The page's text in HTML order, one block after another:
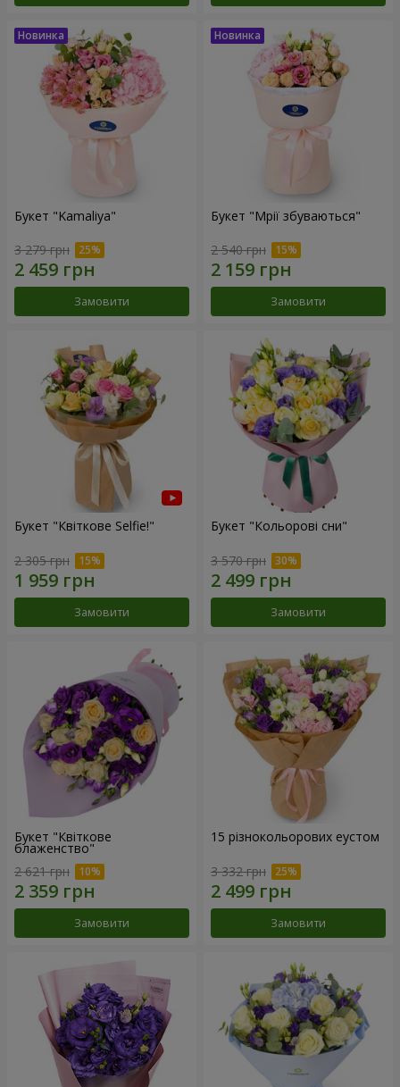
Букет "Kamaliya"
3 279 грн
Замовити
Букет "Мрії збуваються"
2 540 грн
Замовити
Букет "Квіткове Selfie!"
2 305 грн
Замовити
Букет "Кольорові сни"
3 570 грн
Замовити
Букет "Квіткове
блаженство"
2 621 грн
Замовити
15 різнокольорових еустом
3 332 грн
Замовити